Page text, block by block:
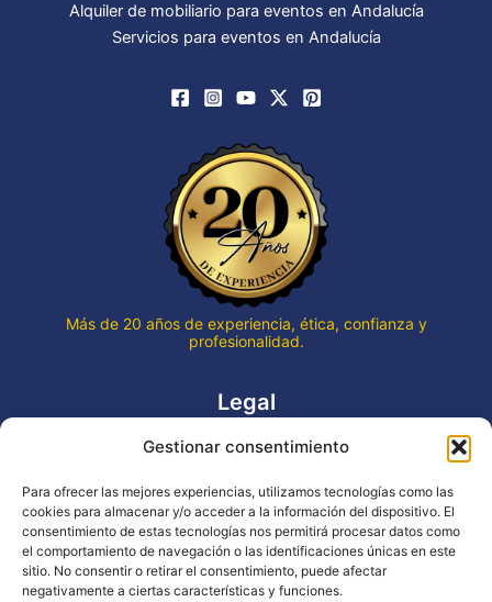
Gestionar consentimiento
Para ofrecer las mejores experiencias, utilizamos tecnologías como las
cookies para almacenar y/o acceder a la información del dispositivo. El
consentimiento de estas tecnologías nos permitirá procesar datos como
el comportamiento de navegación o las identificaciones únicas en este
sitio. No consentir o retirar el consentimiento, puede afectar
negativamente a ciertas características y funciones.
Alquiler de mobiliario para eventos en Andalucía
Servicios para eventos en Andalucía
Más de 20 años de experiencia, ética, confianza y
profesionalidad.
Legal
Aviso legal
Declaración de accesibilidad
Política de cookies (UE)